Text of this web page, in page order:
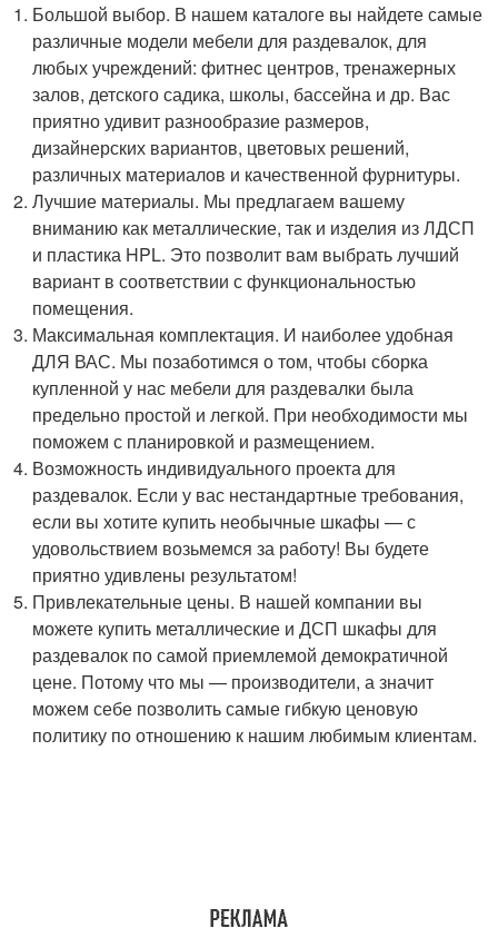
Большой выбор. В нашем каталоге вы найдете самые
различные модели мебели для раздевалок, для
любых учреждений: фитнес центров, тренажерных
залов, детского садика, школы, бассейна и др. Вас
приятно удивит разнообразие размеров,
дизайнерских вариантов, цветовых решений,
различных материалов и качественной фурнитуры.
Лучшие материалы. Мы предлагаем вашему
вниманию как металлические, так и изделия из ЛДСП
и пластика HPL. Это позволит вам выбрать лучший
вариант в соответствии с функциональностью
помещения.
Максимальная комплектация. И наиболее удобная
ДЛЯ ВАС. Мы позаботимся о том, чтобы сборка
купленной у нас мебели для раздевалки была
предельно простой и легкой. При необходимости мы
поможем с планировкой и размещением.
Возможность индивидуального проекта для
раздевалок. Если у вас нестандартные требования,
если вы хотите купить необычные шкафы — с
удовольствием возьмемся за работу! Вы будете
приятно удивлены результатом!
Привлекательные цены. В нашей компании вы
можете купить металлические и ДСП шкафы для
раздевалок по самой приемлемой демократичной
цене. Потому что мы — производители, а значит
можем себе позволить самые гибкую ценовую
политику по отношению к нашим любимым клиентам.